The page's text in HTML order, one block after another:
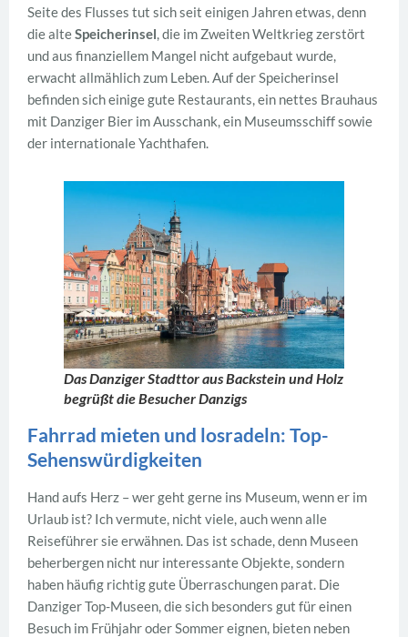
Seite des Flusses tut sich seit einigen Jahren etwas, denn
die alteSpeicherinsel, die im Zweiten Weltkrieg zerstört
und aus finanziellem Mangel nicht aufgebaut wurde,
erwacht allmählich zum Leben. Auf der Speicherinsel
befinden sich einige gute Restaurants, ein nettes Brauhaus
mit Danziger Bier im Ausschank, ein Museumsschiff sowie
der internationale Yachthafen.
Das Danziger Stadttor aus Backstein und Holz
begrüßt die Besucher Danzigs
Fahrrad mieten und losradeln: Top-
Sehenswürdigkeiten
Hand aufs Herz – wer geht gerne ins Museum, wenn er im
Urlaub ist? Ich vermute, nicht viele, auch wenn alle
Reiseführer sie erwähnen. Das ist schade, denn Museen
beherbergen nicht nur interessante Objekte, sondern
haben häufig richtig gute Überraschungen parat. Die
Danziger Top-Museen, die sich besonders gut für einen
Besuch im Frühjahr oder Sommer eignen, bieten neben